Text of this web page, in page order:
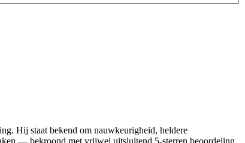
Hij staat bekend om nauwkeurigheid, heldere
— bekroond met vrijwel uitsluitend 5‑sterren beoordeling.